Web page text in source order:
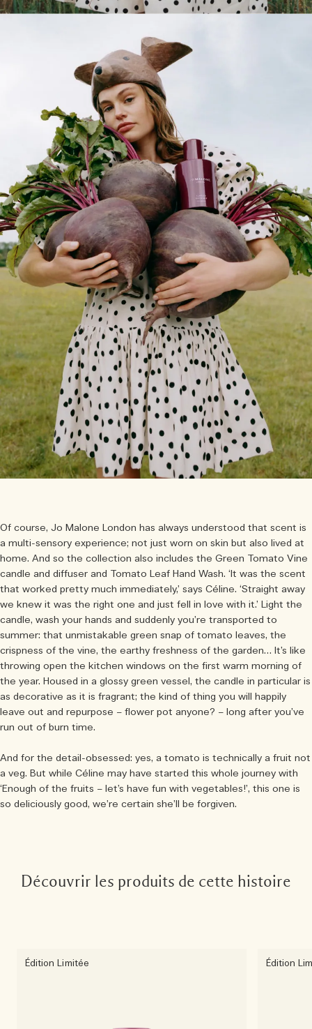
Of course, Jo Malone London has always understood that scent is
a multi-sensory experience; not just worn on skin but also lived at
home. And so the collection also includes the Green Tomato Vine
candle and diffuser and Tomato Leaf Hand Wash. ‘It was the scent
that worked pretty much immediately,’ says Céline. ‘Straight away
we knew it was the right one and just fell in love with it.’ Light the
candle, wash your hands and suddenly you’re transported to
summer: that unmistakable green snap of tomato leaves, the
crispness of the vine, the earthy freshness of the garden… It’s like
throwing open the kitchen windows on the first warm morning of
the year. Housed in a glossy green vessel, the candle in particular is
as decorative as it is fragrant; the kind of thing you will happily
leave out and repurpose – flower pot anyone? – long after you’ve
run out of burn time.
And for the detail-obsessed: yes, a tomato is technically a fruit not
a veg. But while Céline may have started this whole journey with
‘Enough of the fruits – let’s have fun with vegetables!’, this one is
so deliciously good, we’re certain she’ll be forgiven.
Découvrir les produits de cette histoire
Édition Limitée Édition